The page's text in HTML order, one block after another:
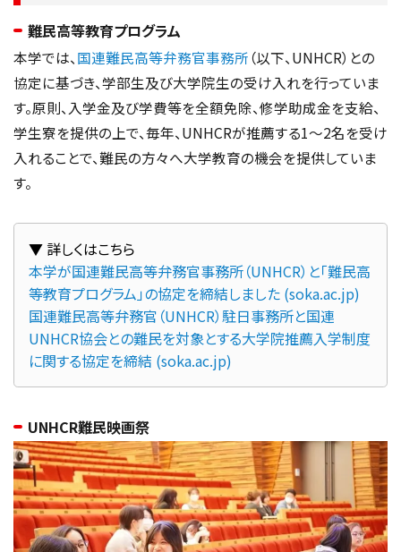
難民高等教育プログラム
本学では、国連難民高等弁務官事務所 （以下、UNHCR）との
協定に基づき、学部生及び大学院生の受け入れを行っていま
す。原則、入学金及び学費等を全額免除、修学助成金を支給、
学生寮を提供の上で、毎年、UNHCRが推薦する1～2名を受け
入れることで、難民の方々へ大学教育の機会を提供していま
す。
本学が国連難民高等弁務官事務所（UNHCR）と「難民高
等教育プログラム」の協定を締結しました (soka.ac.jp)
国連難民高等弁務官（UNHCR）駐日事務所と国連
UNHCR協会との難民を対象とする大学院推薦入学制度
に関する協定を締結 (soka.ac.jp)
UNHCR難民映画祭